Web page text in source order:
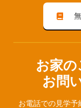
お家
お問
お電話での見学予